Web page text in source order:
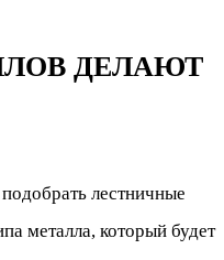
ДЕЛАЮТ
лестничные
металла, который будет